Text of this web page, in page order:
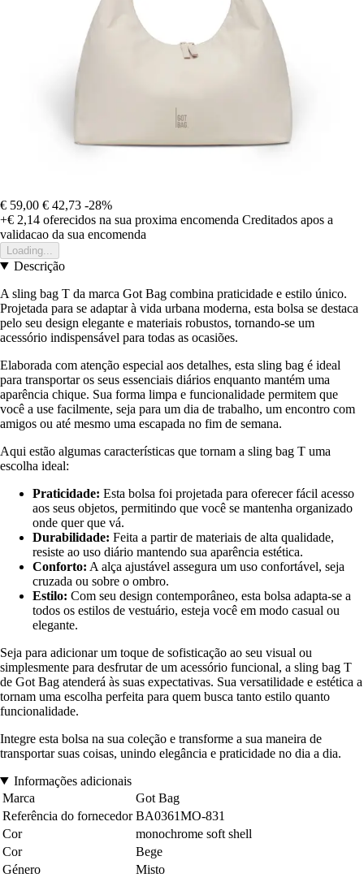
€ 59,00 € 42,73 -28%
+€ 2,14 oferecidos na sua proxima encomenda Creditados apos a
validacao da sua encomenda
Loading...
Descrição
A sling bag T da marca Got Bag combina praticidade e estilo único.
Projetada para se adaptar à vida urbana moderna, esta bolsa se destaca
pelo seu design elegante e materiais robustos, tornando-se um
acessório indispensável para todas as ocasiões.
Elaborada com atenção especial aos detalhes, esta sling bag é ideal
para transportar os seus essenciais diários enquanto mantém uma
aparência chique. Sua forma limpa e funcionalidade permitem que
você a use facilmente, seja para um dia de trabalho, um encontro com
amigos ou até mesmo uma escapada no fim de semana.
Aqui estão algumas características que tornam a sling bag T uma
escolha ideal:
Praticidade: Esta bolsa foi projetada para oferecer fácil acesso
aos seus objetos, permitindo que você se mantenha organizado
onde quer que vá.
Durabilidade: Feita a partir de materiais de alta qualidade,
resiste ao uso diário mantendo sua aparência estética.
Conforto: A alça ajustável assegura um uso confortável, seja
cruzada ou sobre o ombro.
Estilo: Com seu design contemporâneo, esta bolsa adapta-se a
todos os estilos de vestuário, esteja você em modo casual ou
elegante.
Seja para adicionar um toque de sofisticação ao seu visual ou
simplesmente para desfrutar de um acessório funcional, a sling bag T
de Got Bag atenderá às suas expectativas. Sua versatilidade e estética a
tornam uma escolha perfeita para quem busca tanto estilo quanto
funcionalidade.
Integre esta bolsa na sua coleção e transforme a sua maneira de
transportar suas coisas, unindo elegância e praticidade no dia a dia.
Informações adicionais
Marca
Got Bag
Referência do fornecedor BA0361MO-831
Cor
monochrome soft shell
Cor
Bege
Género
Misto